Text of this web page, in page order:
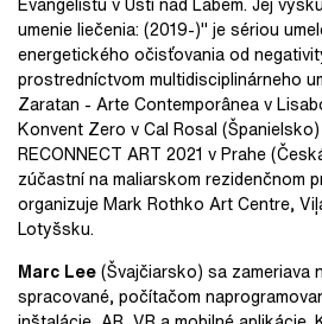
umenie liečenia: (2019-)" je sériou
energetického očisťovania od
prostredníctvom multidisciplinárneho
Zaratan - Arte Contemporânea v
Konvent Zero v Cal Rosal
RECONNECT ART 2021 v Prahe
zúčastní na maliarskom rezidenčnom
organizuje Mark Rothko Art Centre,
Lotyšsku.
Marc Lee(Švajčiarsko) sa zameriava
spracované, počítačom